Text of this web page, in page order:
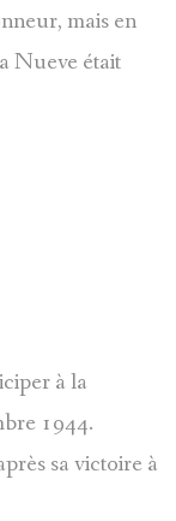
mais en
Nueve était
à la
1944.
sa victoire à